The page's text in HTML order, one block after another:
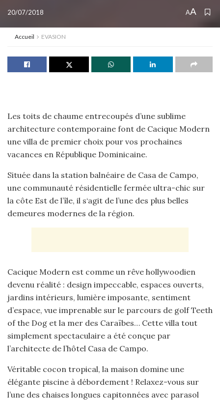
20/07/2018 AA
Accueil EVASION
Les toits de chaume entrecoupés d’une sublime
architecture contemporaine font de Cacique Modern
une villa de premier choix pour vos prochaines
vacances en République Dominicaine.
Située dans la station balnéaire de Casa de Campo,
une communauté résidentielle fermée ultra-chic sur
la côte Est de l’île, il s‘agit de l’une des plus belles
demeures modernes de la région.
Cacique Modern est comme un rêve hollywoodien
devenu réalité : design impeccable, espaces ouverts,
jardins intérieurs, lumière imposante, sentiment
d’espace, vue imprenable sur le parcours de golf Teeth
of the Dog et la mer des Caraïbes… Cette villa tout
simplement spectaculaire a été conçue par
l’architecte de l’hôtel Casa de Campo.
Véritable cocon tropical, la maison domine une
élégante piscine à débordement ! Relaxez-vous sur
l’une des chaises longues capitonnées avec parasol